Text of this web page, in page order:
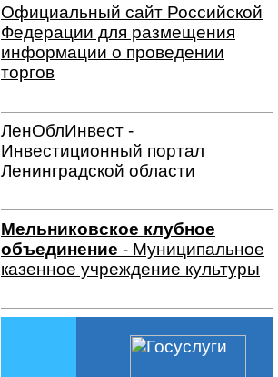
Официальный сайт Российской
Федерации для размещения
информации о проведении
торгов
ЛенОблИнвест -
Инвестиционный портал
Ленинградской области
Мельниковское клубное
объединение - Муниципальное
казенное учреждение культуры